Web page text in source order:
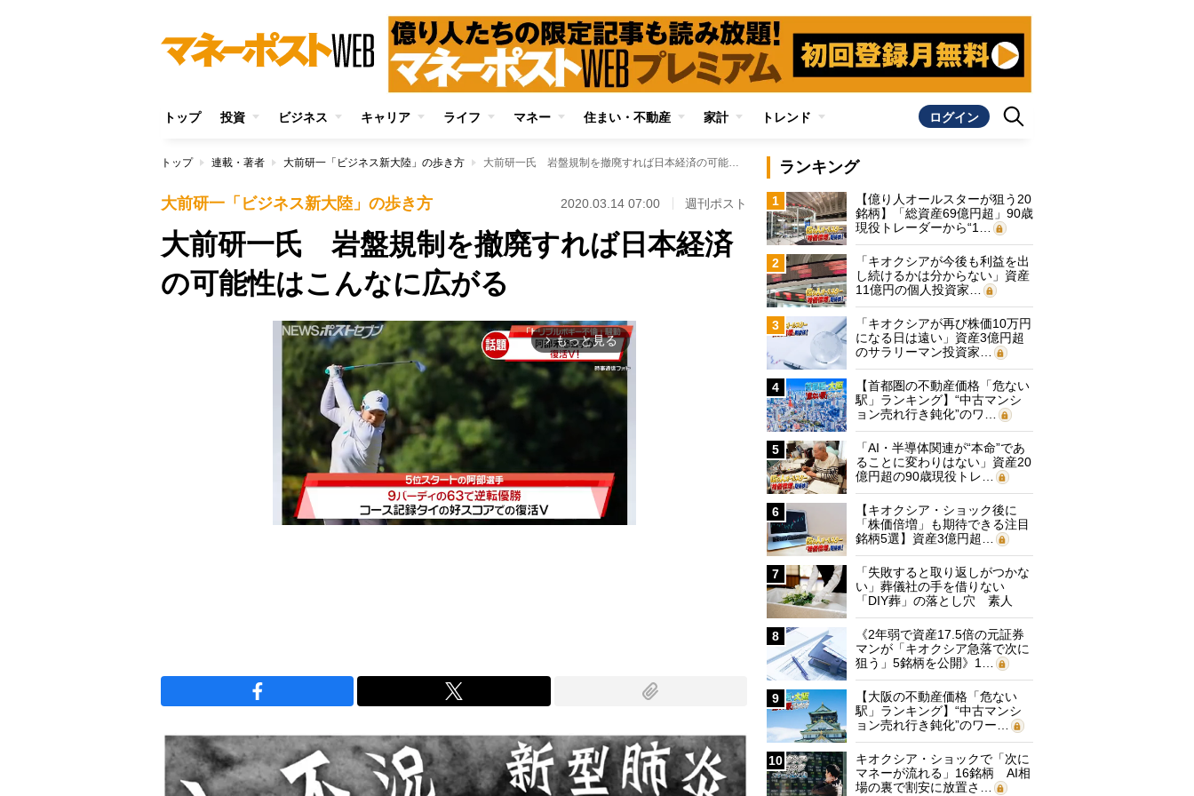
トップ 投資 ビジネス キャリア ライフ マネー 住まい・不動産 家計 トレンド ログイン
トップ 連載・著者 大前研一「ビジネス新大陸」の歩き方 大前研一氏 岩盤規制を撤廃すれば日本経済の可能性はこんなに広がる
大前研一「ビジネス新大陸」の歩き方 2020.03.14 07:00 週刊ポスト
大前研一氏 岩盤規制を撤廃すれば日本経済
の可能性はこんなに広がる
arrow_forward_ios もっと見る
ランキング
1
【億り人オールスターが狙う20
銘柄】「総資産69億円超」90歳
現役トレーダーから“1…
2
「キオクシアが今後も利益を出
し続けるかは分からない」資産
11億円の個人投資家…
3
「キオクシアが再び株価10万円
になる日は遠い」資産3億円超
のサラリーマン投資家…
4
【首都圏の不動産価格「危ない
駅」ランキング】“中古マンシ
ョン売れ行き鈍化”のワ…
5
「AI・半導体関連が“本命”であ
ることに変わりはない」資産20
億円超の90歳現役トレ…
6
【キオクシア・ショック後に
「株価倍増」も期待できる注目
銘柄5選】資産3億円超…
7
「失敗すると取り返しがつかな
い」葬儀社の手を借りない
「DIY葬」の落とし穴 素人
に…
8
《2年弱で資産17.5倍の元証券
マンが「キオクシア急落で次に
狙う」5銘柄を公開》1…
9
【大阪の不動産価格「危ない
駅」ランキング】“中古マンシ
ョン売れ行き鈍化”のワー…
10
キオクシア・ショックで「次に
マネーが流れる」16銘柄 AI相
場の裏で割安に放置さ…